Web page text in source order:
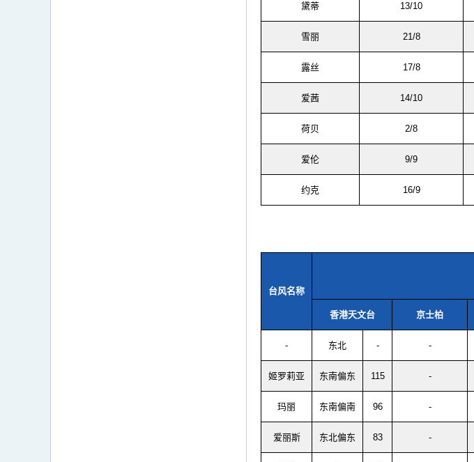
黛蒂 13/10
雪丽 21/8
露丝 17/8
爱茜 14/10
荷贝 2/8
爱伦 9/9
约克 16/9
台风名称
香港天文台 京士柏
- 东北 - -
姬罗莉亚 东南偏东 115 -
玛丽 东南偏南 96 -
爱丽斯 东北偏东 83 -